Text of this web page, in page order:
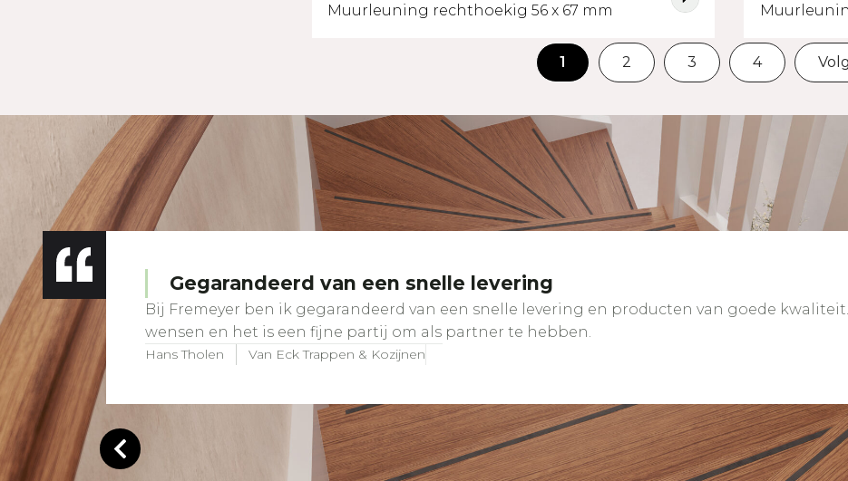
Muurleuning rechthoekig 56 x 67 mm
1 2 3 4
Gegarandeerd van een snelle levering
Bij Fremeyer ben ik gegarandeerd van een snelle levering en producten van goede
wensen en het is een fijne partij om als partner te hebben.
Hans Tholen Van Eck Trappen & Kozijnen